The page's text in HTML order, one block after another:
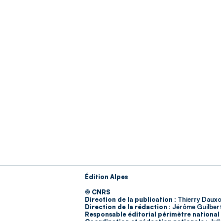
Édition Alpes
© CNRS
Direction de la publication : Thierry
Direction de la rédaction : Jérôme
Responsable éditorial périmètre national